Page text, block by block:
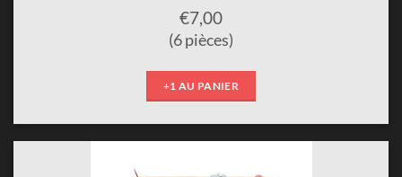
€7,00
(6 pièces)
+1 AU PANIER